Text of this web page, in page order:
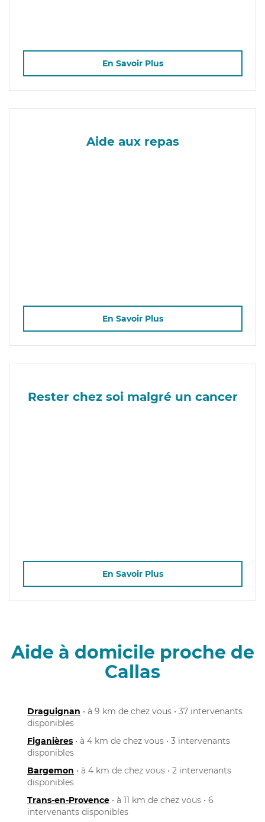
En Savoir Plus
Aide aux repas
En Savoir Plus
Rester chez soi malgré un cancer
En Savoir Plus
Aide à domicile proche de
Callas
Draguignan • à 9 km de chez vous • 37 intervenants
disponibles
Figanières • à 4 km de chez vous • 3 intervenants
disponibles
Bargemon • à 4 km de chez vous • 2 intervenants
disponibles
Trans-en-Provence • à 11 km de chez vous • 6
intervenants disponibles